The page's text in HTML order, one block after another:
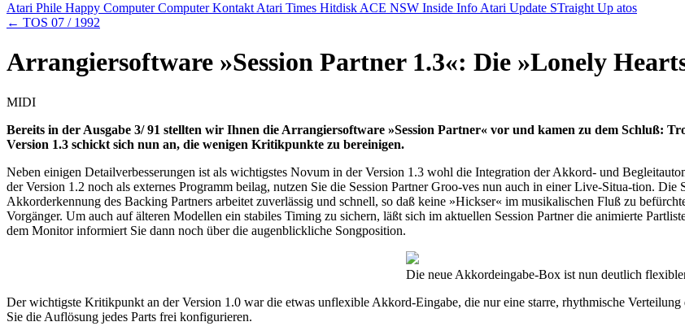
Atari Phile Happy ComputerComputer Kontakt Atari Times Hitdisk ACE NSW Inside Info Atari Update STraight Up atos
← TOS 07 / 1992
Arrangiersoftware »Session Partner 1.3«: Die »Lonely
MIDI
Bereits in der Ausgabe 3/ 91 stellten wir Ihnen die Arrangiersoftware »Session Partner« vor und kamen zu dem Schluß:
Version 1.3 schickt sich nun an, die wenigen Kritikpunkte zu bereinigen.
Neben einigen Detailverbesserungen ist als wichtigstes Novum in der Version 1.3 wohl die Integration der Akkord- und
der Version 1.2 noch als externes Programm beilag, nutzen Sie die Session Partner Groo-ves nun auch in einer Live-Situa-tion.
Akkorderkennung des Backing Partners arbeitet zuverlässig und schnell, so daß keine »Hickser« im musikalischen Fluß zu
Vorgänger. Um auch auf älteren Modellen ein stabiles Timing zu sichern, läßt sich im aktuellen Session Partner die animierte
dem Monitor informiert Sie dann noch über die augenblickliche Songposition.
Die neue Akkordeingabe-Box ist nun deutlich
Der wichtigste Kritikpunkt an der Version 1.0 war die etwas unflexible Akkord-Eingabe, die nur eine starre, rhythmische
Sie die Auflösung jedes Parts frei konfigurieren.